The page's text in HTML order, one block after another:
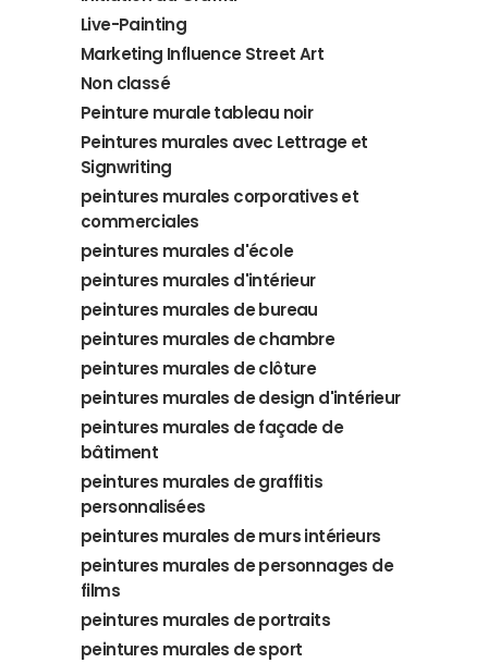
Live-Painting
Marketing Influence Street Art
Non classé
Peinture murale tableau noir
Peintures murales avec Lettrage et
Signwriting
peintures murales corporatives et
commerciales
peintures murales d'école
peintures murales d'intérieur
peintures murales de bureau
peintures murales de chambre
peintures murales de clôture
peintures murales de design d'intérieur
peintures murales de façade de
bâtiment
peintures murales de graffitis
personnalisées
peintures murales de murs intérieurs
peintures murales de personnages de
films
peintures murales de portraits
peintures murales de sport